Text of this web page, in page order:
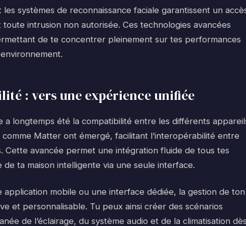
systèmes de reconnaissance faciale garantissent un
intrusion non autorisée. Ces technologies avancées
de te concentrer pleinement sur tes performances
: vers une expérience unifiée
a longtemps été la compatibilité entre les différents
Matter ont émergé, facilitant l’interopérabilité entre
Cette avancée permet une intégration fluide de tous tes
ta maison intelligente via une seule interface.
application mobile ou une interface dédiée, la gestion de ton
et personnalisable. Tu peux ainsi créer des scénarios
de l’éclairage, du système audio et de la climatisation dès